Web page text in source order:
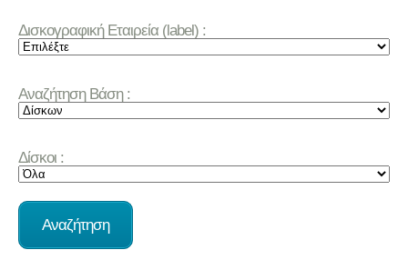
Δισκογραφική Εταιρεία (label) :
Αναζήτηση Βάση :
Δίσκοι :